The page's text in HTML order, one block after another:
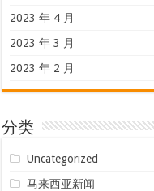
2023 年 4 月
2023 年 3 月
2023 年 2 月
分类
Uncategorized
马来西亚新闻